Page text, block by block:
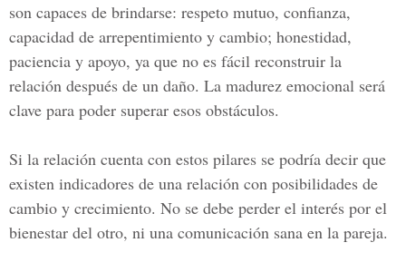
son capaces de brindarse: respeto mutuo, confianza,
capacidad de arrepentimiento y cambio; honestidad,
paciencia y apoyo, ya que no es fácil reconstruir la
relación después de un daño. La madurez emocional será
clave para poder superar esos obstáculos.
Si la relación cuenta con estos pilares se podría decir que
existen indicadores de una relación con posibilidades de
cambio y crecimiento. No se debe perder el interés por el
bienestar del otro, ni una comunicación sana en la pareja.